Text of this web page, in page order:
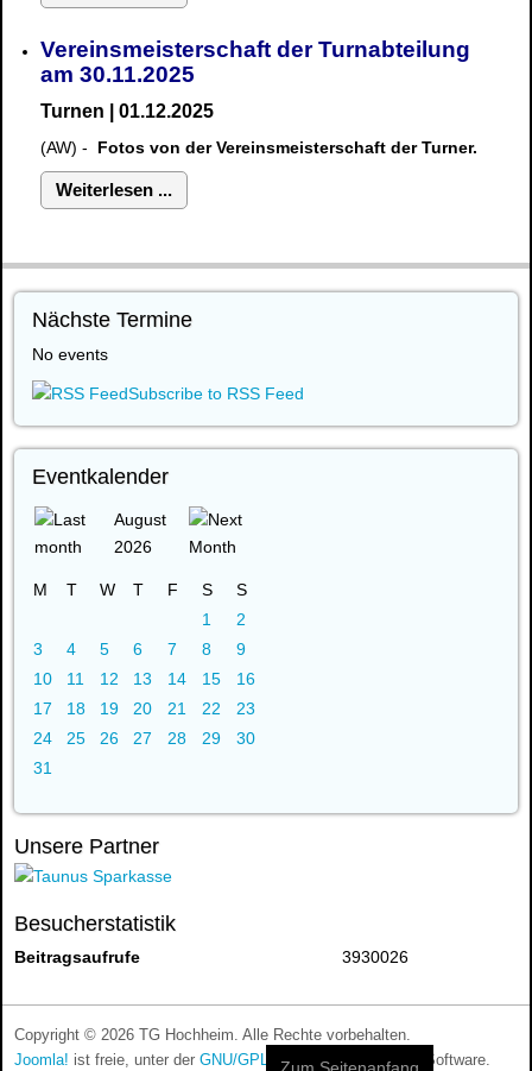
Vereinsmeisterschaft der Turnabteilung
am 30.11.2025
Turnen | 01.12.2025
(AW) - Fotos von der Vereinsmeisterschaft der Turner.
Weiterlesen ...
Nächste Termine
No events
Subscribe to RSS Feed
Eventkalender
August
2026
M T W T F S
S
1
2
3
4 5 6 7 8
9
10
11 12 13 14 15
16
17
18 19 20 21 22
23
24
25 26 27 28 29
30
31
Unsere Partner
Besucherstatistik
Beitragsaufrufe 3930026
Copyright © 2026 TG Hochheim. Alle Rechte vorbehalten.
Joomla! ist freie, unter der GNU/GPL-Lizenz veröffentlichte Software.